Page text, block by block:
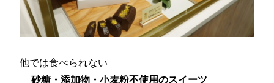
他では食べられない
砂糖・添加物・小麦粉不使用のスイーツ